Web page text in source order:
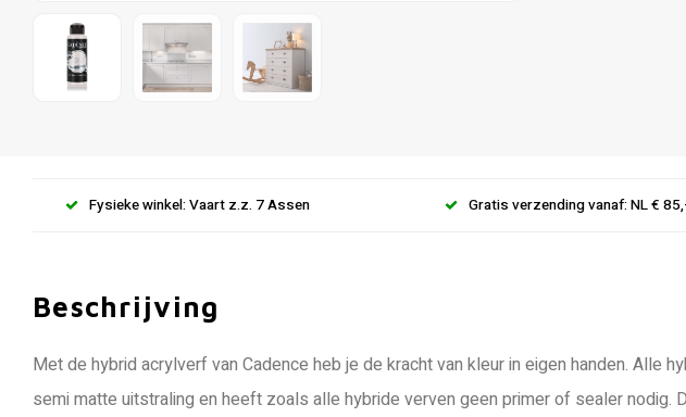
Fysieke winkel: Vaart z.z. 7 Assen Gratis verzending vanaf: NL €
Beschrijving
Met de hybrid acrylverf van Cadence heb je de kracht van kleur in eigen handen.
semi matte uitstraling en heeft zoals alle hybride verven geen primer of sealer